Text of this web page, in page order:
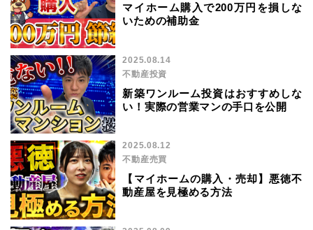
マイホーム購入で200万円を損しな
いための補助金
新築ワンルーム投資はおすすめしな
い！実際の営業マンの手口を公開
2025.08.14
不動産投資
【マイホームの購入・売却】悪徳不
動産屋を見極める方法
2025.08.12
不動産売買